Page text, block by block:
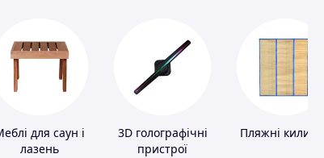
для саун і
лазень
3D голографічні
пристрої
Пляжні